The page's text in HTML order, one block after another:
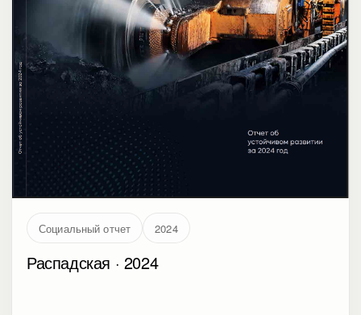
Социальный отчет 2024
Распадская · 2024